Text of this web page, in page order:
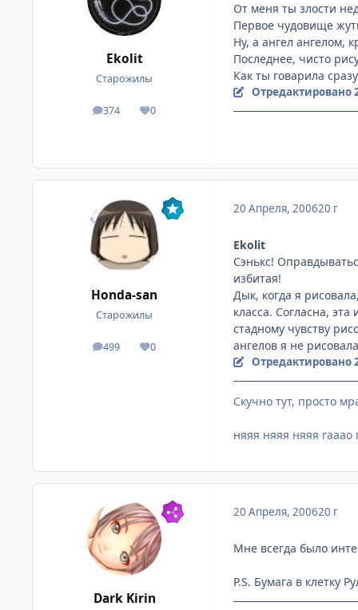
Ekolit
Старожилы
374
посты 0
Репутация
От меня ты злости
Первое чудовище
Ну, а ангел ангелом,
Последнее, чисто
Как ты говарила
Отредактировано
Honda-san
Старожилы
499
посты 0
Репутация
20 Апреля, 200620 г
Ekolit
Сэнькс!
избитая!
Дык, когда я
класса. Согласна,
стадному чувству
ангелов я не
Отредактировано
Скучно тут, просто
няяя няяя няяя гааао
Dark Kirin
20 Апреля, 200620 г
Мне всегда было
P.S. Бумага в клетку